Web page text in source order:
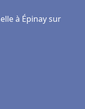
à Épinay sur